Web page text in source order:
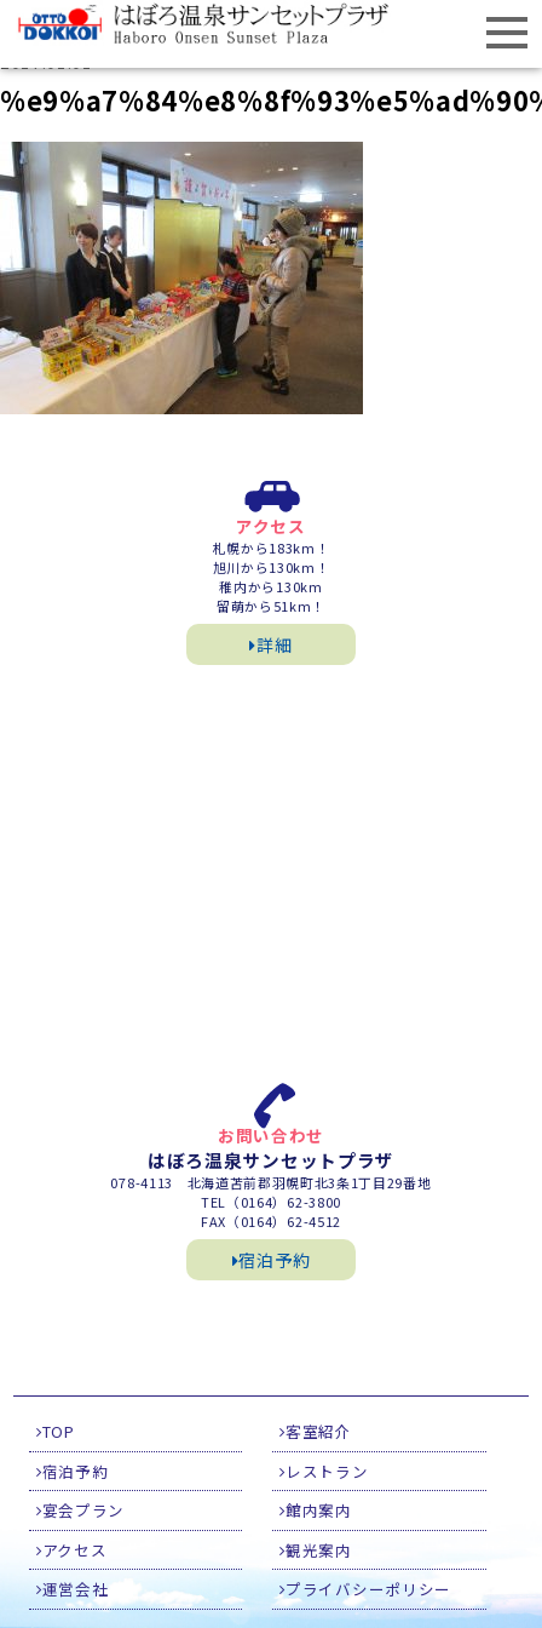
アクセス
札幌から183km！
旭川から130km！
稚内から130km
留萌から51km！
詳細
お問い合わせ
はぼろ温泉サンセットプラザ
078-4113 北海道苫前郡羽幌町北3条1丁目29番地
TEL（0164）62-3800
FAX（0164）62-4512
宿泊予約
TOP
客室紹介
宿泊予約
レストラン
宴会プラン
館内案内
アクセス
観光案内
運営会社
プライバシーポリシー